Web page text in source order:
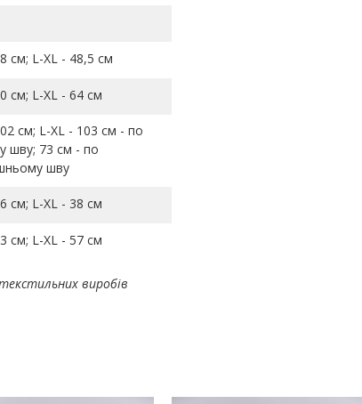
см; L-ХL - 48,5 см
см; L-ХL - 64 см
см; L-ХL - 103 см - по
шву; 73 см - по
шву
см; L-ХL - 38 см
см; L-ХL - 57 см
виробів